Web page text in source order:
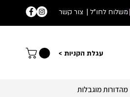
צור קשר | משלוח לחו"ל
עגלת הקניות >
מהדורות מוגבלות